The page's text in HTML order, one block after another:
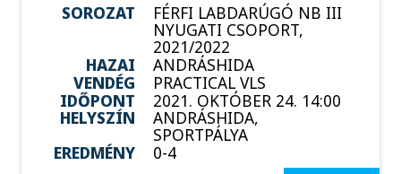
SOROZAT FÉRFI LABDARÚGÓ NB III
NYUGATI CSOPORT,
2021/2022
HAZAI
ANDRÁSHIDA
VENDÉG
PRACTICAL VLS
IDŐPONT
2021. OKTÓBER 24. 14:00
HELYSZÍN
ANDRÁSHIDA,
SPORTPÁLYA
EREDMÉNY
0-4